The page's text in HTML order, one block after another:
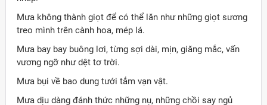
Mưa không thành giọt để có thể lăn như những giọt sương
treo mình trên cành hoa, mép lá.
Mưa bay bay buông lơi, từng sợi dài, mịn, giăng mắc, vấn
vương ngỡ như dệt tơ trời.
Mưa bụi về bao dung tưới tắm vạn vật.
Mưa dịu dàng đánh thức những nụ, những chồi say ngủ